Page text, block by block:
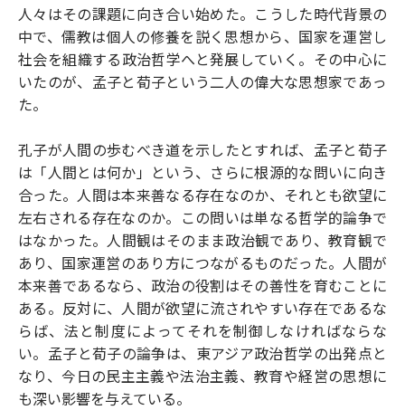
人々はその課題に向き合い始めた。こうした時代背景の
中で、儒教は個人の修養を説く思想から、国家を運営し
社会を組織する政治哲学へと発展していく。その中心に
いたのが、孟子と荀子という二人の偉大な思想家であっ
た。
孔子が人間の歩むべき道を示したとすれば、孟子と荀子
は「人間とは何か」という、さらに根源的な問いに向き
合った。人間は本来善なる存在なのか、それとも欲望に
左右される存在なのか。この問いは単なる哲学的論争で
はなかった。人間観はそのまま政治観であり、教育観で
あり、国家運営のあり方につながるものだった。人間が
本来善であるなら、政治の役割はその善性を育むことに
ある。反対に、人間が欲望に流されやすい存在であるな
らば、法と制度によってそれを制御しなければならな
い。孟子と荀子の論争は、東アジア政治哲学の出発点と
なり、今日の民主主義や法治主義、教育や経営の思想に
も深い影響を与えている。